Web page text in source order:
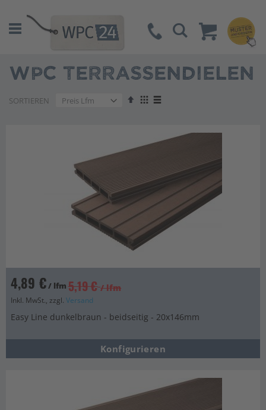
Suche
WPC TERRASSENDIELEN
SORTIEREN
AbsteigendAnzeigen
4,89 €/ lfm 5,19 € / lfm
Inkl. MwSt., zzgl. Versand
Easy Line dunkelbraun - beidseitig - 20x146mm
Konfigurieren